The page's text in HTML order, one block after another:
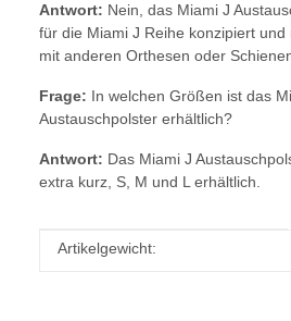
Antwort: Nein, das Miami J
für die Miami J Reihe konzipiert
mit anderen Orthesen oder
Frage: In welchen Größen ist das
Austauschpolster erhältlich?
Antwort: Das Miami J
extra kurz, S, M und L erhältlich.
Produkteigenschaft
Wert
Artikelgewicht: